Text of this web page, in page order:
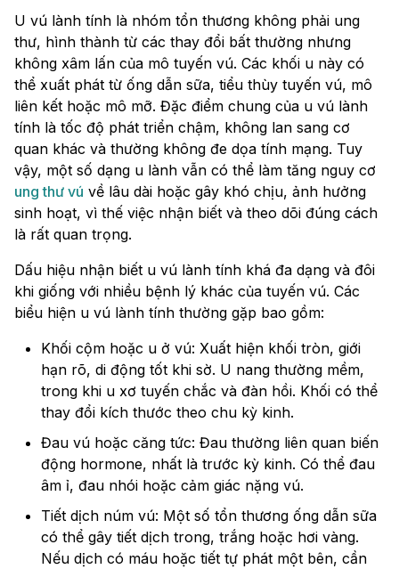
U vú lành tính là nhóm tổn thương không phải ung
thư, hình thành từ các thay đổi bất thường nhưng
không xâm lấn của mô tuyến vú. Các khối u này có
thể xuất phát từ ống dẫn sữa, tiểu thùy tuyến vú, mô
liên kết hoặc mô mỡ. Đặc điểm chung của u vú lành
tính là tốc độ phát triển chậm, không lan sang cơ
quan khác và thường không đe dọa tính mạng. Tuy
vậy, một số dạng u lành vẫn có thể làm tăng nguy cơ
ung thư vú về lâu dài hoặc gây khó chịu, ảnh hưởng
sinh hoạt, vì thế việc nhận biết và theo dõi đúng cách
là rất quan trọng.
Dấu hiệu nhận biết u vú lành tính khá đa dạng và đôi
khi giống với nhiều bệnh lý khác của tuyến vú. Các
biểu hiện u vú lành tính thường gặp bao gồm:
Khối cộm hoặc u ở vú: Xuất hiện khối tròn, giới
hạn rõ, di động tốt khi sờ. U nang thường mềm,
trong khi u xơ tuyến chắc và đàn hồi. Khối có thể
thay đổi kích thước theo chu kỳ kinh.
Đau vú hoặc căng tức: Đau thường liên quan biến
động hormone, nhất là trước kỳ kinh. Có thể đau
âm ỉ, đau nhói hoặc cảm giác nặng vú.
Tiết dịch núm vú: Một số tổn thương ống dẫn sữa
có thể gây tiết dịch trong, trắng hoặc hơi vàng.
Nếu dịch có máu hoặc tiết tự phát một bên, cần